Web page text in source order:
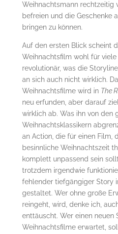
Weihnachtsmann rechtzeitig
befreien und die Geschenke
bringen zu können.
Auf den ersten Blick scheint
Weihnachtsfilm wohl für
revolutionär, was die
an sich auch nicht wirklich.
Weihnachtsfilme wird in The
neu erfunden, aber darauf
wirklich ab. Was ihn von den
Weihnachtsklassikern
an Action, die für einen Film,
besinnliche Weihnachtszeit
komplett unpassend sein
trotzdem irgendwie
fehlender tiefgängiger Story
gestaltet. Wer ohne große
reingeht, wird, denke ich,
enttäuscht. Wer einen neuen
Weihnachtsfilme erwartet,